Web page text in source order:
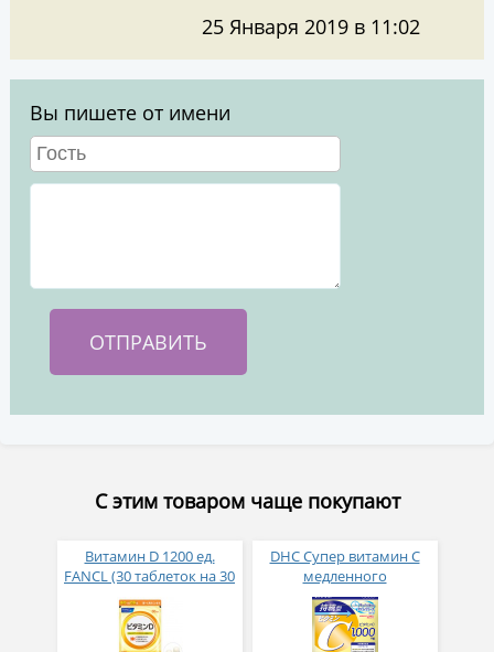
25 Января 2019 в 11:02
Вы пишете от имени
С этим товаром чаще покупают
Витамин D 1200 ед.
FANCL (30 таблеток на 30
дней)
DHC Супер витамин С
медленного
высвобождения 1000 мг